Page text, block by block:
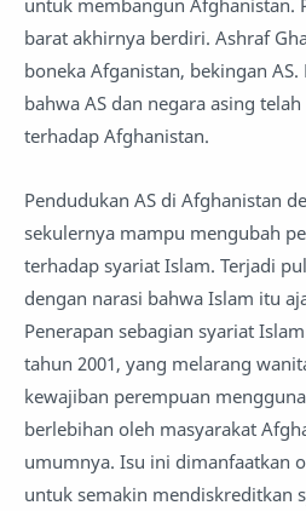
untuk membangun Afghanistan.
barat akhirnya berdiri. Ashraf
boneka Afganistan, bekingan
bahwa AS dan negara asing
terhadap Afghanistan.
Pendudukan AS di Afghanistan
sekulernya mampu mengubah
terhadap syariat Islam. Terjadi
dengan narasi bahwa Islam itu
Penerapan sebagian syariat
tahun 2001, yang melarang
kewajiban perempuan
berlebihan oleh masyarakat
umumnya. Isu ini dimanfaatkan
untuk semakin mendiskreditkan